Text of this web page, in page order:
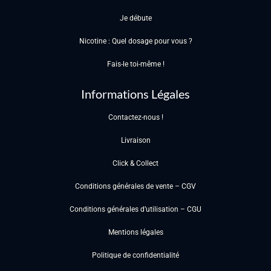
Je débute
Nicotine : Quel dosage pour vous ?
Fais-le toi-même !
Informations Légales
Contactez-nous !
Livraison
Click & Collect
Conditions générales de vente – CGV
Conditions générales d’utilisation – CGU
Mentions légales
Politique de confidentialité